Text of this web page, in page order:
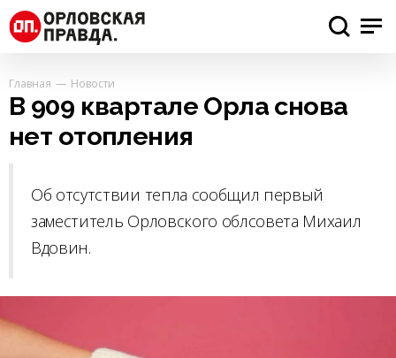
Главная Новости
В 909 квартале Орла снова
нет отопления
Об отсутствии тепла сообщил первый
заместитель Орловского облсовета Михаил
Вдовин.